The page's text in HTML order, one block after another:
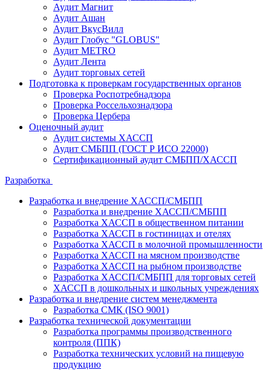
Аудит Магнит
Аудит Ашан
Аудит ВкусВилл
Аудит Глобус "GLOBUS"
Аудит METRO
Аудит Лента
Аудит торговых сетей
Подготовка к проверкам государственных органов
Проверка Роспотребнадзора
Проверка Россельхознадзора
Проверка Цербера
Оценочный аудит
Аудит системы ХАССП
Аудит СМБПП (ГОСТ Р ИСО 22000)
Сертификационный аудит СМБПП/ХАССП
Разработка
Разработка и внедрение ХАССП/СМБПП
Разработка и внедрение ХАССП/СМБПП
Разработка ХАССП в общественном питании
Разработка ХАССП в гостиницах и отелях
Разработка ХАССП в молочной промышленности
Разработка ХАССП на мясном производстве
Разработка ХАССП на рыбном производстве
Разработка ХАССП/СМБПП для торговых сетей
ХАССП в дошкольных и школьных учреждениях
Разработка и внедрение систем менеджмента
Разработка СМК (ISO 9001)
Разработка технической документации
Разработка программы производственного
контроля (ППК)
Разработка технических условий на пищевую
продукцию